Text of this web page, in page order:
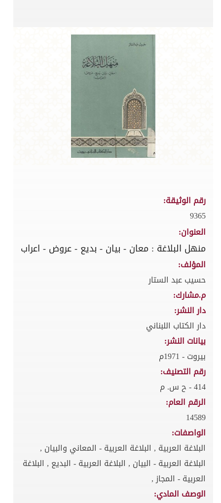
رقم الوثيقة:
9365
العنوان:
منهل البلاغة : معان - بيان - بديع - عروض - اعراب
المؤلف:
حسيب عبد الستار
م.مشارك:
دار النشر:
دار الكتاب اللبناني
بيانات النشر:
بيروت - 1971م
رقم التصنيف:
414 - ح س. م
الرقم العام:
14589
الواصفات:
البلاغة العربية , البلاغة العربية - المعاني والبيان ,
البلاغة العربية - البيان , البلاغة العربية - البديع , البلاغة
العربية - المجاز ,
الوصف المادي: